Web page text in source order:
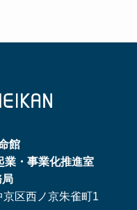
館
業・事業化推進室
局
区西ノ京朱雀町1